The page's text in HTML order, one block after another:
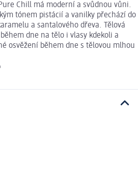
Chill má moderní a svůdnou vůni.
tónem pistácií a vanilky přechází do
a santalového dřeva. Tělová
dne na tělo i vlasy kdekoli a
osvěžení během dne s tělovou mlhou